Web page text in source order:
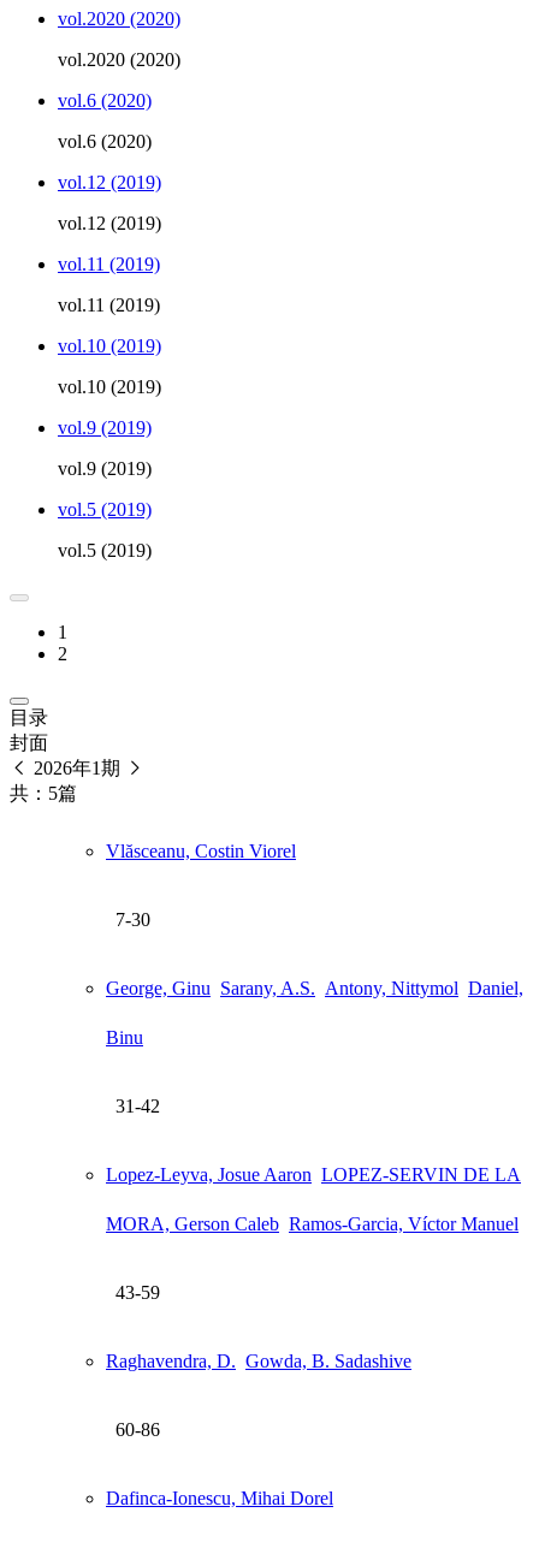
vol.2020 (2020)
vol.2020 (2020)
vol.6 (2020)
vol.6 (2020)
vol.12 (2019)
vol.12 (2019)
vol.11 (2019)
vol.11 (2019)
vol.10 (2019)
vol.10 (2019)
vol.9 (2019)
vol.9 (2019)
vol.5 (2019)
vol.5 (2019)
1
2
目录
封面
2026年1期
共：5篇
Vlăsceanu, Costin Viorel
7-30
George, Ginu Sarany, A.S. Antony, Nittymol Daniel,
Binu
31-42
Lopez-Leyva, Josue Aaron LOPEZ-SERVIN DE LA
MORA, Gerson Caleb Ramos-Garcia, Víctor Manuel
43-59
Raghavendra, D. Gowda, B. Sadashive
60-86
Dafinca-Ionescu, Mihai Dorel